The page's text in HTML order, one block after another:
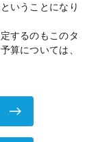
いうことになり
するのもこのタ
算については、